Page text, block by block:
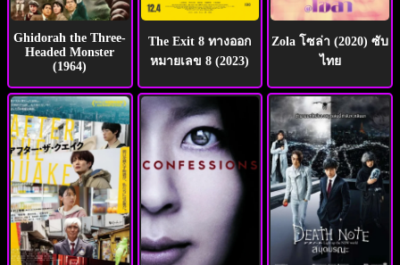
Ghidorah the Three-
Headed Monster
(1964)
The Exit 8 ทางออก
หมายเลข 8 (2023)
Zola โซล่า (2020) ซับ
ไทย